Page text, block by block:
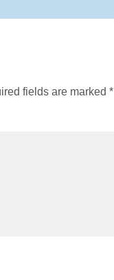
fields are marked*